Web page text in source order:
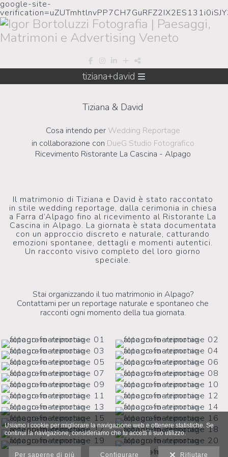
google-site-
tiziana+david
Tiziana & David
Cosa intendo per Wedding Reportage
in collaborazione con DueG Studio Fotografico
Ricevimento Ristorante La Cascina - Alpago
Il matrimonio di Tiziana e David è stato raccontato
in stile wedding reportage, dalla cerimonia in chiesa
a Farra d’Alpago fino al ricevimento al Ristorante La
Cascina in Alpago. La giornata è stata documentata
con un approccio discreto e naturale, catturando
emozioni spontanee, dettagli e momenti autentici.
Un racconto visivo completo del loro giorno
speciale.
Stai organizzando il tuo matrimonio in Alpago?
Contattami per un reportage naturale e spontaneo che
racconti ogni momento della tua giornata.
Usiamo i cookie per migliorare la navigazione web e ottenere statistiche. Se
continui la navigazione, consideriamo che tu accetti il suo utilizzo.
Per saperne di più Configurare Rifiutare